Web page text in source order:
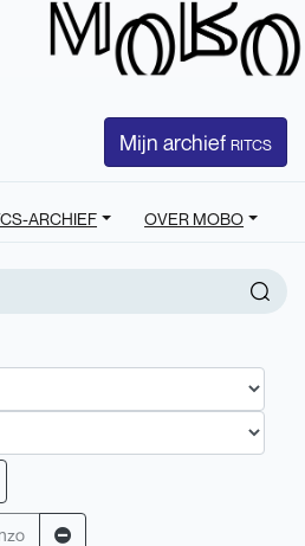
Mijn archief RITCS
ARCHIEF OVER MOBO